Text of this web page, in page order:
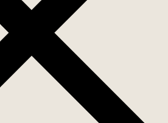
en solid och välskött förening
strukturerade
äger marken och har
om ca 3 600 kr/kvm. För
bredband via Telenor
basutbud av tv-kanaler.